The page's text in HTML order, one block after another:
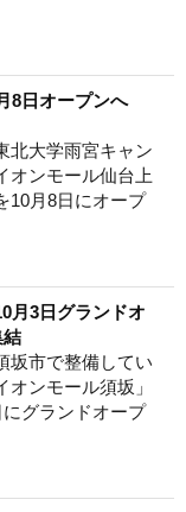
8日オープンへ
北大学雨宮キャン
オンモール仙台上
10月8日にオープ
月3日グランドオ
坂市で整備してい
ンモール須坂」
にグランドオープ